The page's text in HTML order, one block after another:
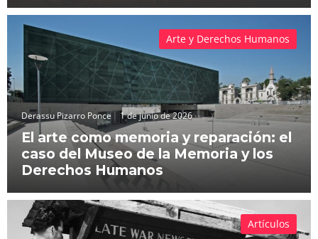
Derassu Pizarro Ponce 1 de junio de 2026
El arte como memoria y reparación: el
caso del Museo de la Memoria y los
Derechos Humanos
Arte y Derechos Humanos
Artículos